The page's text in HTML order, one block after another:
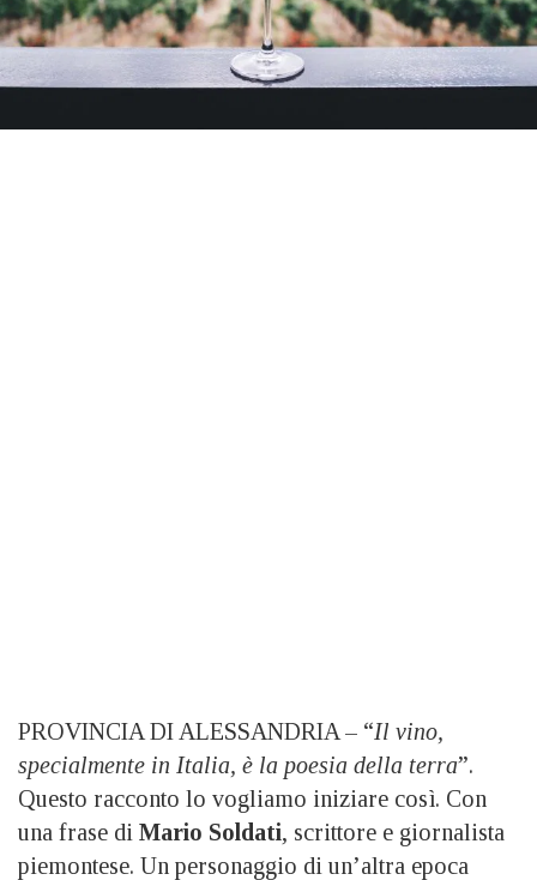
PROVINCIA DI ALESSANDRIA – “Il vino,
specialmente in Italia, è la poesia della terra”.
Questo racconto lo vogliamo iniziare così. Con
una frase di Mario Soldati, scrittore e giornalista
piemontese. Un personaggio di un’altra epoca